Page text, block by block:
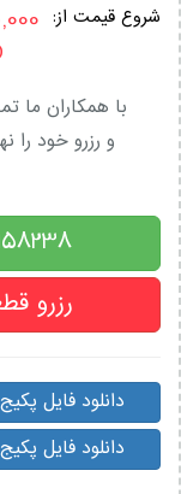
شروع قیمت از:
با همکاران ما
و رزرو خود را
رزرو
دانلود فایل
دانلود فایل